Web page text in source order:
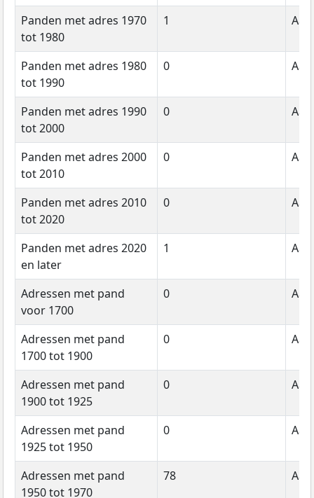
Panden met adres 1970
tot 1980
1
Panden met adres 1980
tot 1990
0
Panden met adres 1990
tot 2000
0
Panden met adres 2000
tot 2010
0
Panden met adres 2010
tot 2020
0
Panden met adres 2020
en later
1
Adressen met pand
voor 1700
0
Adressen met pand
1700 tot 1900
0
Adressen met pand
1900 tot 1925
0
Adressen met pand
1925 tot 1950
0
Adressen met pand
1950 tot 1970
78